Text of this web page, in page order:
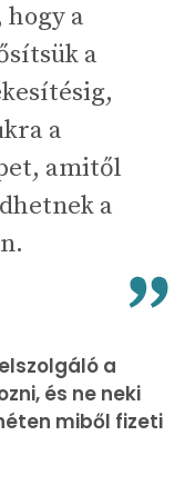
hogy a
a
a
amitől
a
a
és ne neki
miből fizeti